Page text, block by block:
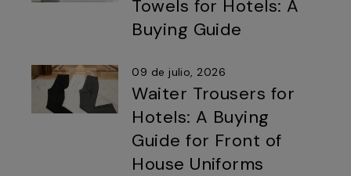
Towels for Hotels: A
Buying Guide
09 de julio, 2026
Waiter Trousers for
Hotels: A Buying
Guide for Front of
House Uniforms